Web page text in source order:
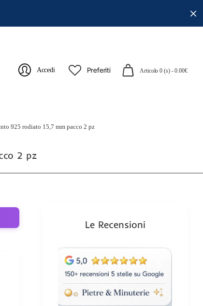
Accedi Preferiti Articolo 0 (s) - 0.00€
2 pz
925 rodiato 15,7 mm pacco 2 pz
Le Recensioni